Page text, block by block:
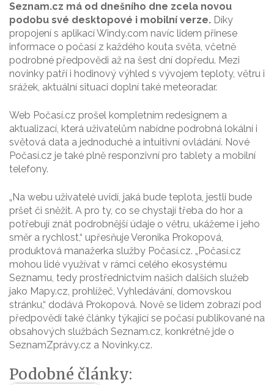
Seznam.cz má od dnešního dne zcela novou
podobu své desktopové i mobilní verze. Díky
propojení s aplikací Windy.com navíc lidem přinese
informace o počasí z každého kouta světa, včetně
podrobné předpovědi až na šest dní dopředu. Mezi
novinky patří i hodinový výhled s vývojem teploty, větru i
srážek, aktuální situaci doplní také meteoradar.
Web Počasí.cz prošel kompletním redesignem a
aktualizací, která uživatelům nabídne podrobná lokální i
světová data a jednoduché a intuitivní ovládání. Nové
Počasí.cz je také plně responzivní pro tablety a mobilní
telefony.
„Na webu uživatelé uvidí, jaká bude teplota, jestli bude
pršet či sněžit. A pro ty, co se chystají třeba do hor a
potřebují znát podrobnější údaje o větru, ukážeme i jeho
směr a rychlost,“ upřesňuje Veronika Prokopová,
produktová manažerka služby Počasí.cz. „Počasí.cz
mohou lidé využívat v rámci celého ekosystému
Seznamu, tedy prostřednictvím našich dalších služeb
jako Mapy.cz, prohlížeč, Vyhledávání, domovskou
stránku,“ dodává Prokopová. Nově se lidem zobrazí pod
předpovědí také články týkající se počasí publikované na
obsahových službách Seznam.cz, konkrétně jde o
SeznamZprávy.cz a Novinky.cz.
Podobné články: